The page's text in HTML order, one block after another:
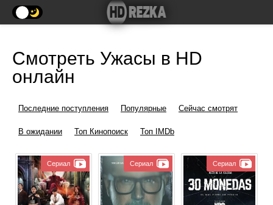
Смотреть Ужасы в HD
онлайн
Последние поступления Популярные Сейчас смотрят
В ожидании Топ Кинопоиск Топ IMDb
Сериал Сериал Сериал